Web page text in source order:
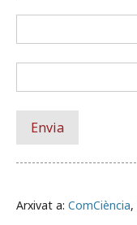
Arxivat a: ComCiència,